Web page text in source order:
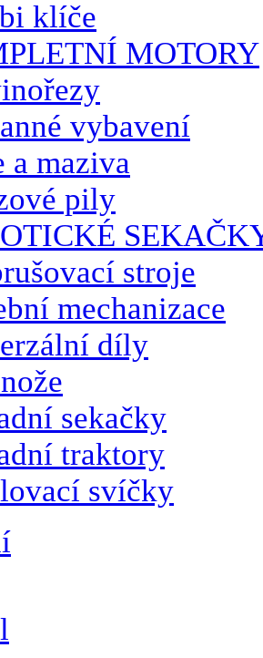
klíče
MOTORY
vybavení
a maziva
pily
stroje
mechanizace
díly
sekačky
traktory
svíčky